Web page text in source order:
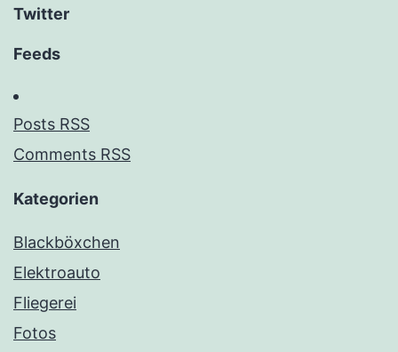
Twitter
Feeds
Posts RSS
Comments RSS
Kategorien
Blackböxchen
Elektroauto
Fliegerei
Fotos